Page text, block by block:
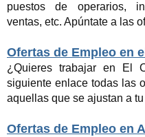
puestos de operarios,
ventas, etc. Apúntate a las
Ofertas de Empleo en
¿Quieres trabajar en El
siguiente enlace todas las
aquellas que se ajustan a
Ofertas de Empleo en